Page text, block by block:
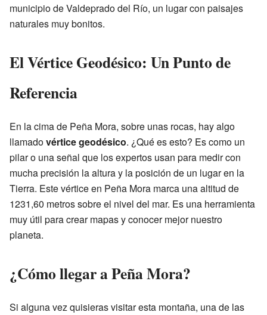
municipio de Valdeprado del Río, un lugar con paisajes
naturales muy bonitos.
El Vértice Geodésico: Un Punto de
Referencia
En la cima de Peña Mora, sobre unas rocas, hay algo
llamadovértice geodésico. ¿Qué es esto? Es como un
pilar o una señal que los expertos usan para medir con
mucha precisión la altura y la posición de un lugar en la
Tierra. Este vértice en Peña Mora marca una altitud de
1231,60 metros sobre el nivel del mar. Es una herramienta
muy útil para crear mapas y conocer mejor nuestro
planeta.
¿Cómo llegar a Peña Mora?
Si alguna vez quisieras visitar esta montaña, una de las